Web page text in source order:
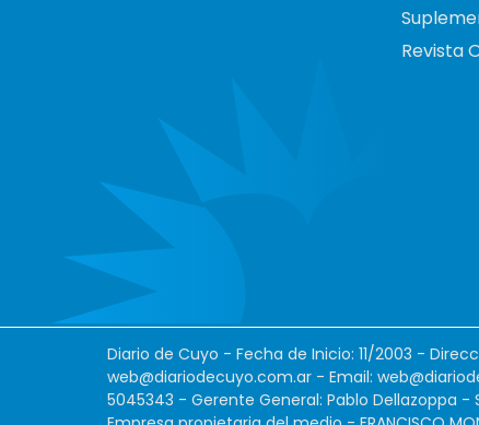
Revista
Diario de Cuyo - Fecha de Inicio: 11/2003 -
web@diariodecuyo.com.ar - Email:
5045343 - Gerente General: Pablo Dellazoppa